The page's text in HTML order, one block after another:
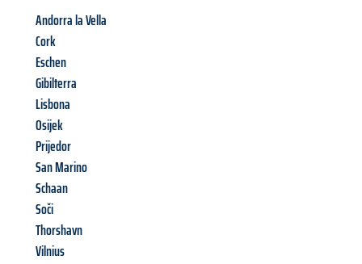
Andorra la Vella
Cork
Eschen
Gibilterra
Lisbona
Osijek
Prijedor
San Marino
Schaan
Soči
Thorshavn
Vilnius